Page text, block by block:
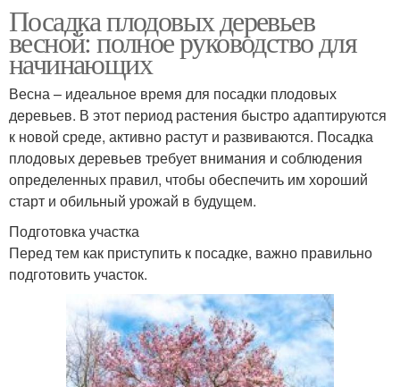
Посадка плодовых деревьев
весной: полное руководство для
начинающих
Весна – идеальное время для посадки плодовых
деревьев. В этот период растения быстро адаптируются
к новой среде, активно растут и развиваются. Посадка
плодовых деревьев требует внимания и соблюдения
определенных правил, чтобы обеспечить им хороший
старт и обильный урожай в будущем.
Подготовка участка
Перед тем как приступить к посадке, важно правильно
подготовить участок.